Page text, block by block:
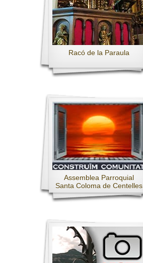
Racó de la Paraula
Assemblea Parroquial
Santa Coloma de Centelles